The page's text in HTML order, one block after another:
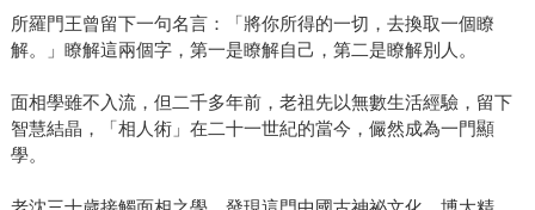
所羅門王曾留下一句名言：「將你所得的一切，去換取一個瞭
解。」瞭解這兩個字，第一是瞭解自己，第二是瞭解別人。
面相學雖不入流，但二千多年前，老祖先以無數生活經驗，留下
智慧結晶，「相人術」在二十一世紀的當今，儼然成為一門顯
學。